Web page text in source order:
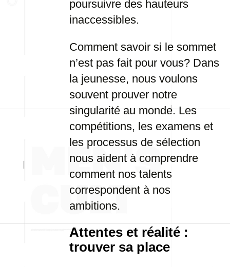
poursuivre des hauteurs
inaccessibles.
Comment savoir si le sommet
n’est pas fait pour vous? Dans
la jeunesse, nous voulons
souvent prouver notre
singularité au monde. Les
compétitions, les examens et
les processus de sélection
nous aident à comprendre
comment nos talents
correspondent à nos
ambitions.
Attentes et réalité :
trouver sa place